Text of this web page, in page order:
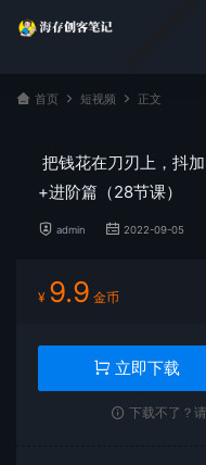
首页 短视频 正文
把钱花在刀刃上，抖
+进阶篇（28节课）
admin 2022-09-05
¥ 9.9 金币
立即下载
下载不了？